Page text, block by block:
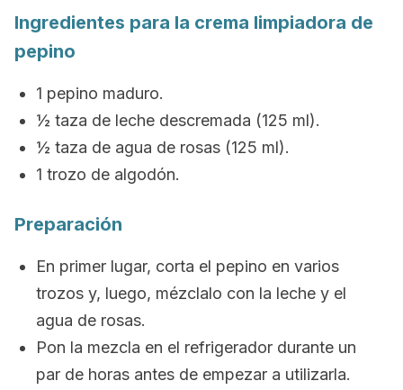
Ingredientes para la crema limpiadora de
pepino
1 pepino maduro.
½ taza de leche descremada (125 ml).
½ taza de agua de rosas (125 ml).
1 trozo de algodón.
Preparación
En primer lugar, corta el pepino en varios
trozos y, luego, mézclalo con la leche y el
agua de rosas.
Pon la mezcla en el refrigerador durante un
par de horas antes de empezar a utilizarla.